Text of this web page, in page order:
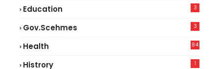
Education 3
Gov.scehmes 3
Health
84
Histrory 1